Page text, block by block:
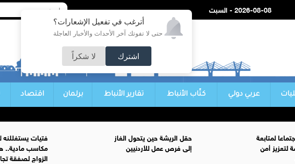
أترغب في تفعيل الإشعارات؟
حتى لا تفوتك آخر الأحداث والأخبار العاجلة
اشترك لا شكراً
2026-08-08 - السبت
عربي دولي كتّاب الأنباط تقارير الأنباط برلمان اقتصاد
لمتابعة
لتعزيز أمن
حقل الريشة حين يتحول الغاز
إلى فرص عمل للأردنيين
فتيات يستغللنه
مكاسب مادية..
الزواج لصفقة